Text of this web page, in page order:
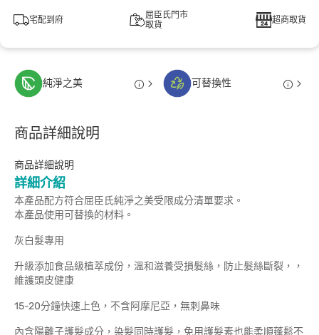
宅配到府
屈臣氏門市
取貨
超商取貨
純淨之美 可替換性
商品詳細說明
商品詳細說明
詳細介紹
本產品配方符合屈臣氏純淨之美受限成分清單要求。
本產品使用可替換的材料。
灰白髮專用
升級添加食品級植萃成份，溫和滋養受損髮絲，防止髮絲斷裂，，
維護頭皮健康
15-20分鐘快速上色，不含阿摩尼亞，無刺鼻味
內含陽離子護髮成分，染髮同時護髮，免用護髮素也能柔順蓬鬆不